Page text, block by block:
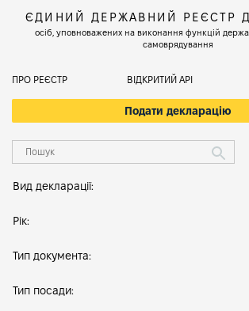
ЄДИНИЙ ДЕРЖАВНИЙ РЕЄСТР
осіб, уповноважених на виконання функцій
самоврядування
ПРО РЕЄСТР ВІДКРИТИЙ АРІ
Подати декларацію
Вид декларації:
Рік:
Тип документа:
Тип посади: